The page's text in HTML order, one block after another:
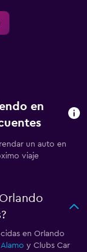
en
un auto en
viaje
en Orlando
Alamo y Clubs Car